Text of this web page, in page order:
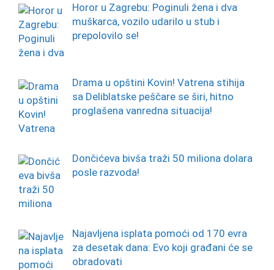
Horor u Zagrebu: Poginuli žena i dva
muškarca, vozilo udarilo u stub i
prepolovilo se!
Drama u opštini Kovin! Vatrena stihija
sa Deliblatske peščare se širi, hitno
proglašena vanredna situacija!
Dončićeva bivša traži 50 miliona dolara
posle razvoda!
Najavljena isplata pomoći od 170 evra
za desetak dana: Evo koji građani će se
obradovati